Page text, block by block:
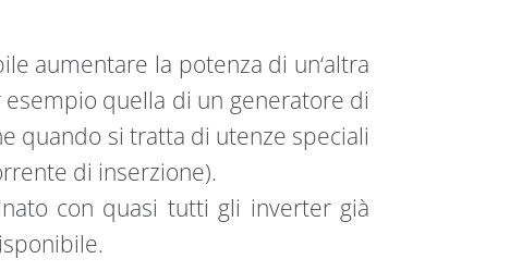
aumentare la potenza di un‘altra
quella di un generatore di
quando si tratta di utenze speciali
di inserzione).
con quasi tutti gli inverter già